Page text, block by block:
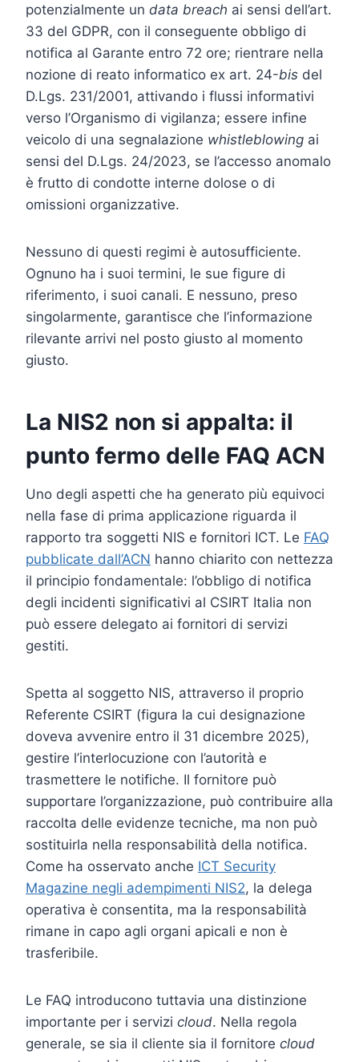
potenzialmente un data breach ai sensi dell’art.
33 del GDPR, con il conseguente obbligo di
notifica al Garante entro 72 ore; rientrare nella
nozione di reato informatico ex art. 24-bis del
D.Lgs. 231/2001, attivando i flussi informativi
verso l’Organismo di vigilanza; essere infine
veicolo di una segnalazione whistleblowing ai
sensi del D.Lgs. 24/2023, se l’accesso anomalo
è frutto di condotte interne dolose o di
omissioni organizzative.
Nessuno di questi regimi è autosufficiente.
Ognuno ha i suoi termini, le sue figure di
riferimento, i suoi canali. E nessuno, preso
singolarmente, garantisce che l’informazione
rilevante arrivi nel posto giusto al momento
giusto.
La NIS2 non si appalta: il
punto fermo delle FAQ ACN
Uno degli aspetti che ha generato più equivoci
nella fase di prima applicazione riguarda il
rapporto tra soggetti NIS e fornitori ICT. Le FAQ
pubblicate dall’ACN hanno chiarito con nettezza
il principio fondamentale: l’obbligo di notifica
degli incidenti significativi al CSIRT Italia non
può essere delegato ai fornitori di servizi
gestiti.
Spetta al soggetto NIS, attraverso il proprio
Referente CSIRT (figura la cui designazione
doveva avvenire entro il 31 dicembre 2025),
gestire l’interlocuzione con l’autorità e
trasmettere le notifiche. Il fornitore può
supportare l’organizzazione, può contribuire alla
raccolta delle evidenze tecniche, ma non può
sostituirla nella responsabilità della notifica.
Come ha osservato anche ICT Security
Magazine negli adempimenti NIS2, la delega
operativa è consentita, ma la responsabilità
rimane in capo agli organi apicali e non è
trasferibile.
Le FAQ introducono tuttavia una distinzione
importante per i servizi cloud. Nella regola
generale, se sia il cliente sia il fornitore cloud